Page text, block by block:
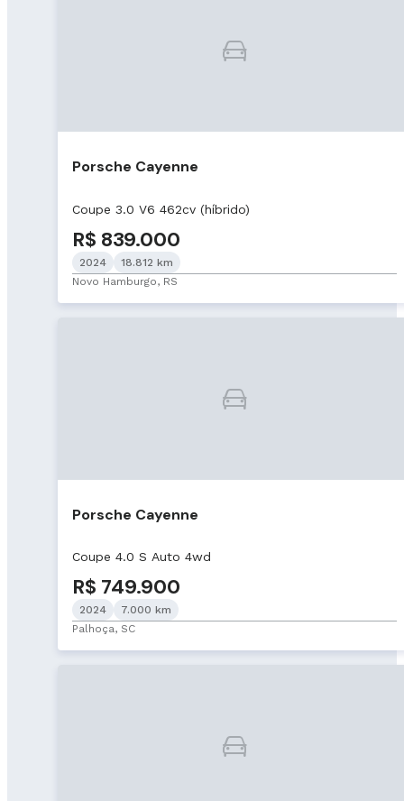
Porsche Cayenne
Coupe 3.0 V6 462cv (híbrido)
R$ 839.000
2024
18.812 km
Novo Hamburgo, RS
Porsche Cayenne
Coupe 4.0 S Auto 4wd
R$ 749.900
2024
7.000 km
Palhoça, SC